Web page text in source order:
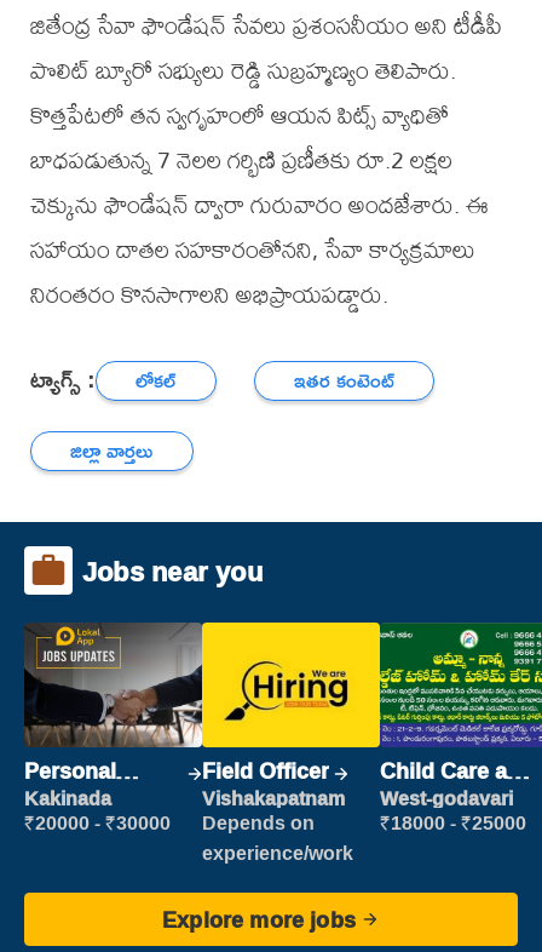
జితేంద్ర సేవా ఫౌండేషన్ సేవలు ప్రశంసనీయం అని టీడీపీ
పొలిట్ బ్యూరో సభ్యులు రెడ్డి సుబ్రహ్మణ్యం తెలిపారు.
కొత్తపేటలో తన స్వగృహంలో ఆయన పిట్స్ వ్యాధితో
బాధపడుతున్న 7 నెలల గర్భిణి ప్రణీతకు రూ.2 లక్షల
చెక్కును ఫౌండేషన్ ద్వారా గురువారం అందజేశారు. ఈ
సహాయం దాతల సహకారంతోనని, సేవా కార్యక్రమాలు
నిరంతరం కొనసాగాలని అభిప్రాయపడ్డారు.
ట్యాగ్స్ : లోకల్
ఇతర కంటెంట్
జిల్లా వార్తలు
Jobs near you
Personal
Assistant
Kakinada
₹20000 - ₹30000
Field Officer
Vishakapatnam
Depends on
experience/work
Child Care and
Patient care
West-godavari
₹18000 - ₹25000
Explore more jobs